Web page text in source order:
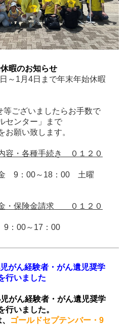
休暇のお知らせ
日まで年末年始休暇
ましたらお手数で
センター」まで
致します。
容・各種手続き
０１２０
～18：00 土曜
・保険金請求 ０１２０
9：00～17：00
がん経験者・がん遺児奨学
行いました
児がん経験者・がん遺児奨学
行いました。
ゴールドセプテンバー・9